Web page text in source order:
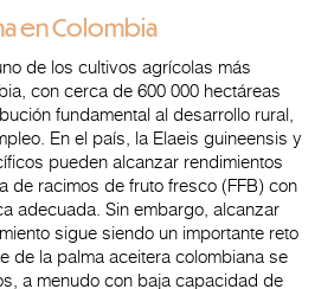
en Colombia
de los cultivos agrícolas más
con cerca de 600 000 hectáreas
fundamental al desarrollo rural,
En el país, la Elaeis guineensis y
pueden alcanzar rendimientos
de racimos de fruto fresco (FFB) con
adecuada. Sin embargo, alcanzar
sigue siendo un importante reto
de la palma aceitera colombiana se
a menudo con baja capacidad de